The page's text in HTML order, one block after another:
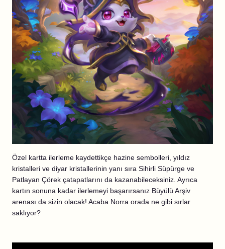
Özel kartta ilerleme kaydettikçe hazine sembolleri, yıldız
kristalleri ve diyar kristallerinin yanı sıra Sihirli Süpürge ve
Patlayan Çörek çatapatlarını da kazanabileceksiniz. Ayrıca
kartın sonuna kadar ilerlemeyi başarırsanız Büyülü Arşiv
arenası da sizin olacak! Acaba Norra orada ne gibi sırlar
saklıyor?